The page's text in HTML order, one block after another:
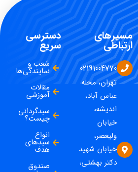
مسیرهای
ارتباطی
02191004770
تهران، محله
عباس آباد،
اندیشه،
خیابان
ولیعصر،
خیابان شهید
دکتر بهشتی،
دسترسی
سریع
شعب و
نمایندگی‌ها
مقالات
آموزشی
سبدگردانی
چیست؟
انواع
سبدهای
هدف
صندوق